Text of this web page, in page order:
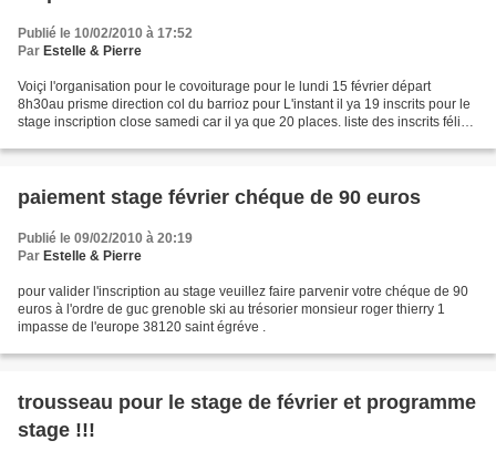
Publié le 10/02/2010 à 17:52
Par Estelle & Pierre
Voiçi l'organisation pour le covoiturage pour le lundi 15 février départ
8h30au prisme direction col du barrioz pour L'instant il ya 19 inscrits pour le
stage inscription close samedi car il ya que 20 places. liste des inscrits félix
paiement stage février chéque de 90 euros
Publié le 09/02/2010 à 20:19
Par Estelle & Pierre
pour valider l'inscription au stage veuillez faire parvenir votre chéque de 90
euros à l'ordre de guc grenoble ski au trésorier monsieur roger thierry 1
impasse de l'europe 38120 saint égréve .
trousseau pour le stage de février et programme
stage !!!